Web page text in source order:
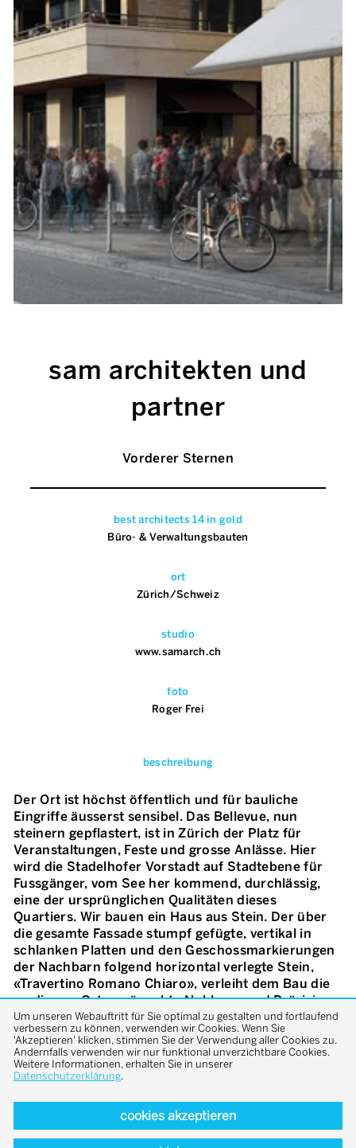
sam architekten und
partner
Vorderer Sternen
best architects 14 in gold
Büro- & Verwaltungsbauten
ort
Zürich/Schweiz
studio
www.samarch.ch
foto
Roger Frei
beschreibung
Der Ort ist höchst öffentlich und für bauliche
Eingriffe äusserst sensibel. Das Bellevue, nun
steinern gepflastert, ist in Zürich der Platz für
Veranstaltungen, Feste und grosse Anlässe. Hier
wird die Stadelhofer Vorstadt auf Stadtebene für
Fussgänger, vom See her kommend, durchlässig,
eine der ursprünglichen Qualitäten dieses
Quartiers. Wir bauen ein Haus aus Stein. Der über
die gesamte Fassade stumpf gefügte, vertikal in
schlanken Platten und den Geschossmarkierungen
der Nachbarn folgend horizontal verlegte Stein,
«Travertino Romano Chiaro», verleiht dem Bau die
an diesem Ort gewünschte Noblesse und Präzision.
Neben dem Travertin stehen die in Messing
ausgeführten Rahmen der Kastenfenster, Beschläge
und Geländer. So materialisiert fügt sich der Bau in
das Ensemble des Bestands ein und strahlt eine
dem Ort angemessene Eigenständigkeit aus. Zwei
wesentliche Nachbarn im städtischen Raum, das
Haus zum Bellevue und das Odeon-Haus, sind
wichtige Bausteine der räumlichen Entwicklung des
Um unseren Webauftritt für Sie optimal zu gestalten und fortlaufend
verbessern zu können, verwenden wir Cookies. Wenn Sie
'Akzeptieren' klicken, stimmen Sie der Verwendung aller Cookies zu.
Andernfalls verwenden wir nur funktional unverzichtbare Cookies.
Weitere Informationen, erhalten Sie in unserer
Datenschutzerklärung.
cookies akzeptieren